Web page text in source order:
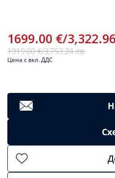
1699.00 €/
1919.00 €/3,753.24 лв.
Цена с вкл. ДДС